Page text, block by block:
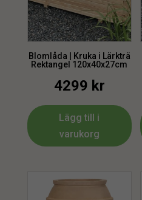
Blomlåda | Kruka i Lärkträ
Rektangel 120x40x27cm
4299 kr
Lägg till i
varukorg